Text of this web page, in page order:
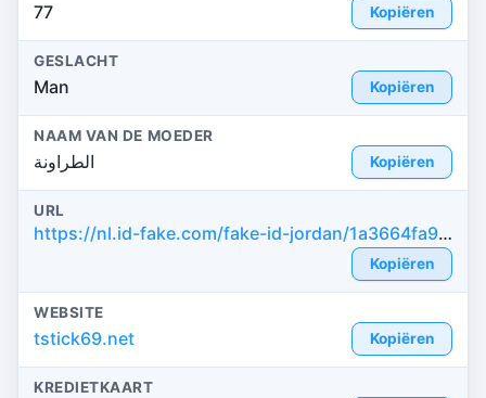
77 Kopiëren
GESLACHT
Man Kopiëren
NAAM VAN DE MOEDER
الطراونة Kopiëren
URL
https://nl.id-fake.com/fake-id-jordan/1a3664fa9bd0b2e085efa75f2351e5a3
Kopiëren
WEBSITE
tstick69.net Kopiëren
KREDIETKAART